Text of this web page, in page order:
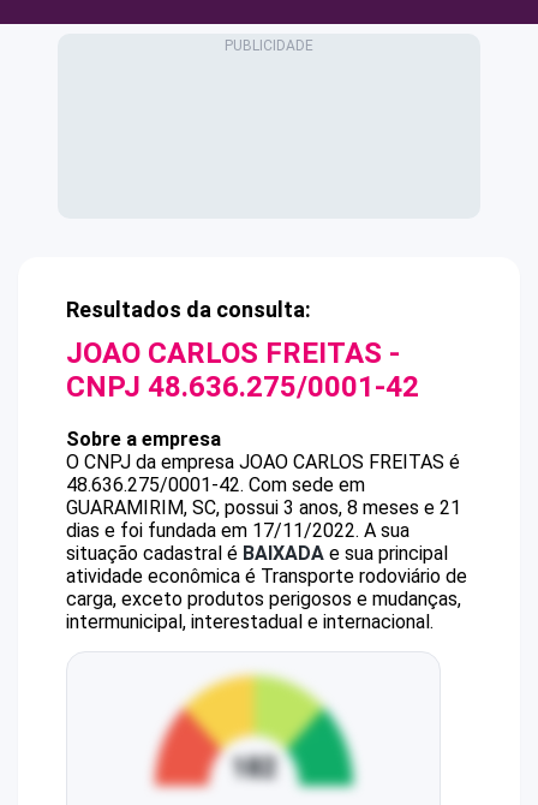
Resultados da consulta:
JOAO CARLOS FREITAS -
CNPJ 48.636.275/0001-42
Sobre a empresa
O CNPJ da empresa JOAO CARLOS FREITAS é
48.636.275/0001-42. Com sede em
GUARAMIRIM, SC, possui 3 anos, 8 meses e 21
dias e foi fundada em 17/11/2022. A sua
situação cadastral é BAIXADA e sua principal
atividade econômica é Transporte rodoviário de
carga, exceto produtos perigosos e mudanças,
intermunicipal, interestadual e internacional.